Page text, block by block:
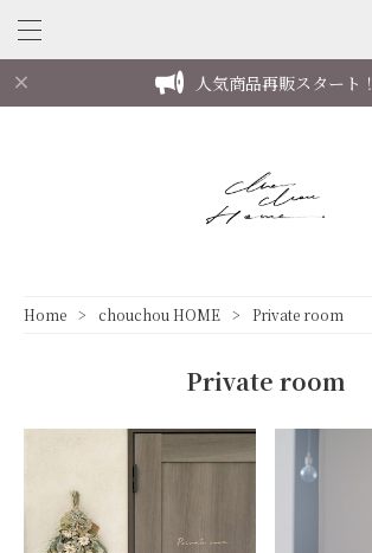
人気商品再販スタート！
Home chouchou HOME Private room
Private room